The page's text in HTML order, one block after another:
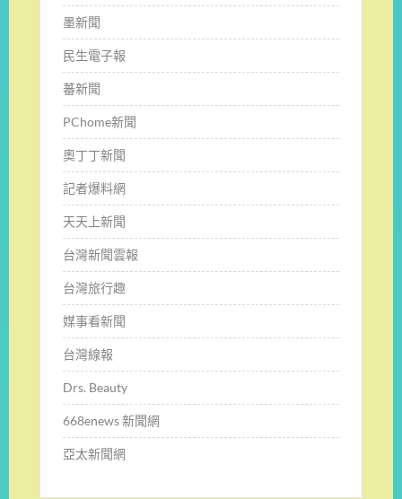
墨新聞
民生電子報
蕃新聞
PChome新聞
奧丁丁新聞
記者爆料網
天天上新聞
台灣新聞雲報
台灣旅行趣
媒事看新聞
台灣線報
Drs. Beauty
668enews 新聞網
亞太新聞網